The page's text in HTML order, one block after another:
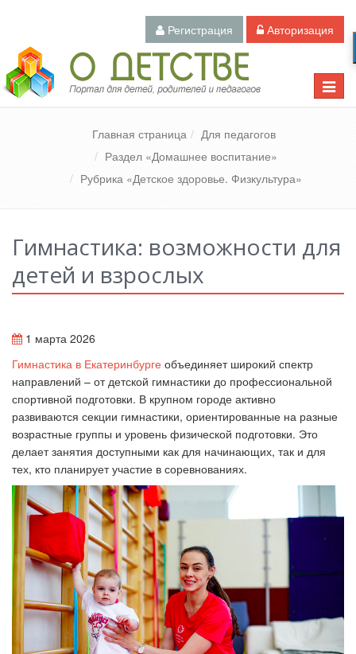
Регистрация Авторизация
Toggle
Педагогический портал «О детстве»
Главная страница
Для педагогов
Раздел «Домашнее воспитание»
Рубрика «Детское здоровье. Физкультура»
Гимнастика: возможности для
детей и взрослых
1 марта 2026
Гимнастика в Екатеринбурге объединяет широкий спектр
направлений – от детской гимнастики до профессиональной
спортивной подготовки. В крупном городе активно
развиваются секции гимнастики, ориентированные на разные
возрастные группы и уровень физической подготовки. Это
делает занятия доступными как для начинающих, так и для
тех, кто планирует участие в соревнованиях.